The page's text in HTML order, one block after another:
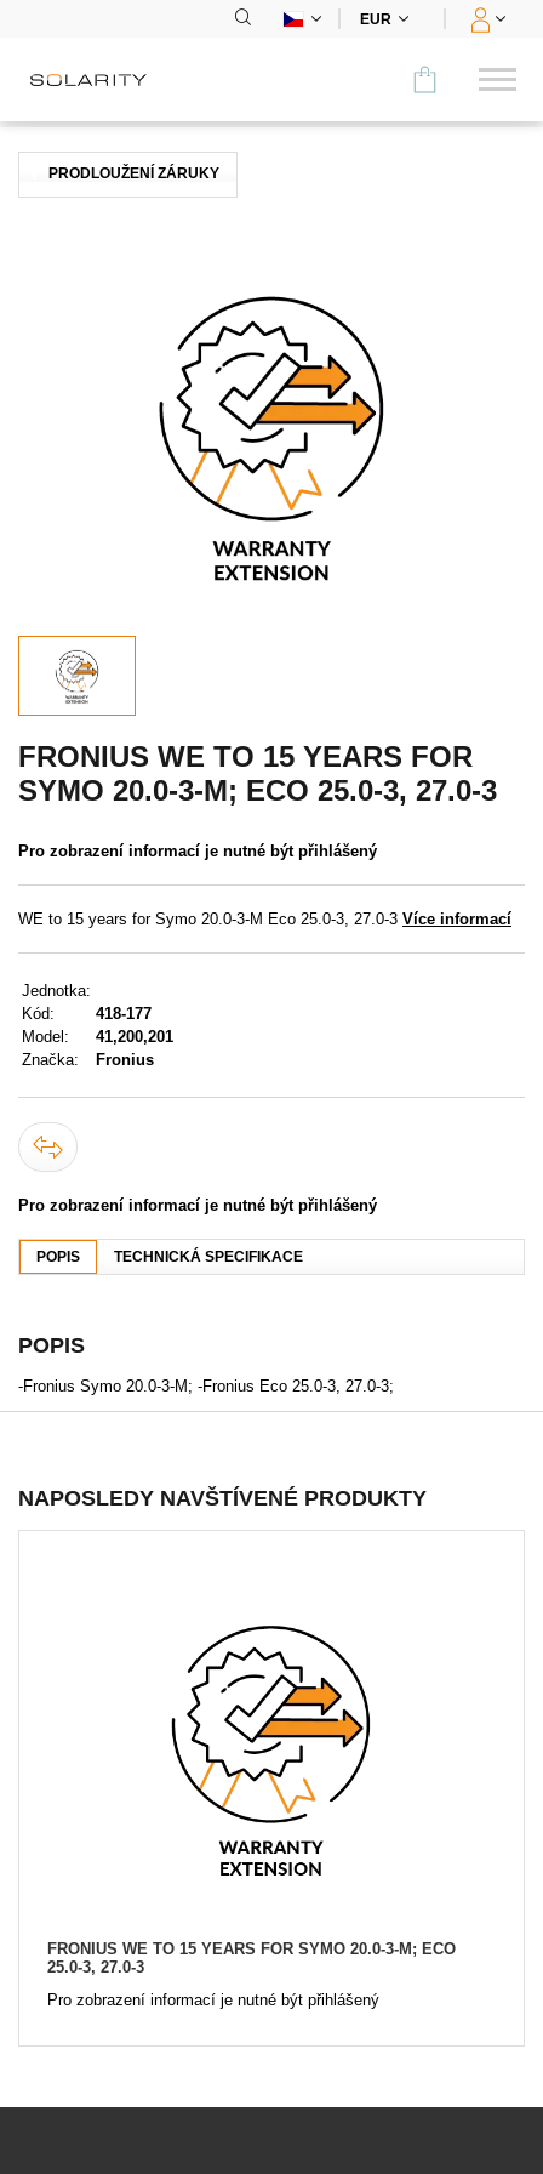
EUR
Porovnat
MENU
KONTAKTY
UŽIVATELSKÉ MENU
Menu
Přihlášení
Registrace
PRODLOUŽENÍ ZÁRUKY
FRONIUS WE TO 15 YEARS FOR
SYMO 20.0-3-M; ECO 25.0-3, 27.0-3
Pro zobrazení informací je nutné být přihlášený
WE to 15 years for Symo 20.0-3-M Eco 25.0-3, 27.0-3 Více informací
Jednotka:
Kód:
418-177
Model:
41,200,201
Značka:
Fronius
Pro zobrazení informací je nutné být přihlášený
POPIS TECHNICKÁ SPECIFIKACE
POPIS
-Fronius Symo 20.0-3-M; -Fronius Eco 25.0-3, 27.0-3;
NAPOSLEDY NAVŠTÍVENÉ PRODUKTY
FRONIUS WE TO 15 YEARS FOR SYMO 20.0-3-M; ECO
25.0-3, 27.0-3
Pro zobrazení informací je nutné být přihlášený